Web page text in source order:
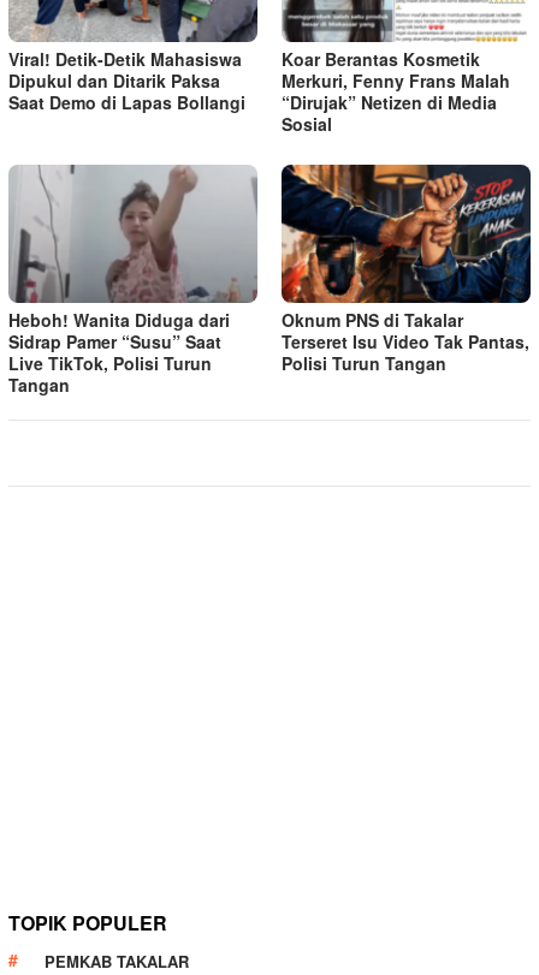
Viral! Detik-Detik Mahasiswa
Dipukul dan Ditarik Paksa
Saat Demo di Lapas Bollangi
Koar Berantas Kosmetik
Merkuri, Fenny Frans Malah
“Dirujak” Netizen di Media
Sosial
Heboh! Wanita Diduga dari
Sidrap Pamer “Susu” Saat
Live TikTok, Polisi Turun
Tangan
Oknum PNS di Takalar
Terseret Isu Video Tak Pantas,
Polisi Turun Tangan
TOPIK POPULER
PEMKAB TAKALAR